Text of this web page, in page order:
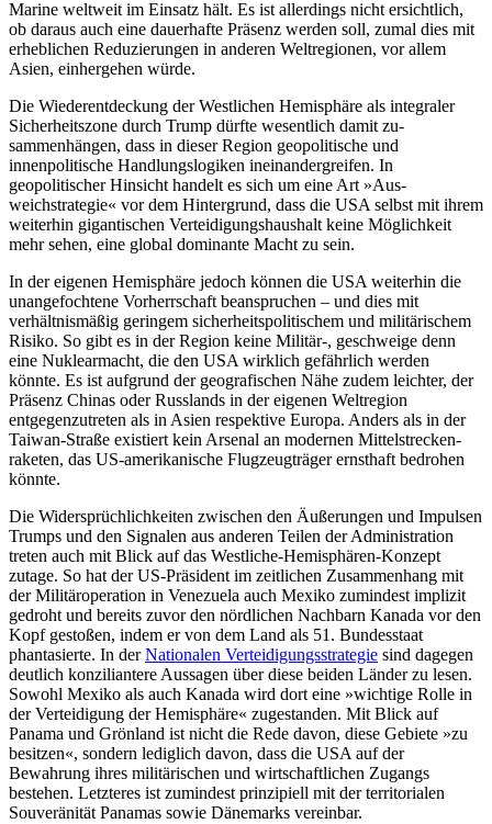
Marine weltweit im Einsatz hält. Es ist allerdings nicht ersichtlich,
ob daraus auch eine dauerhafte Präsenz werden soll, zumal dies mit
erheblichen Reduzierungen in anderen Weltregionen, vor allem
Asien, einhergehen würde.
Die Wiederentdeckung der Westlichen Hemisphäre als integraler
Sicherheitszone durch Trump dürfte wesentlich damit zu­
sammenhängen, dass in dieser Region geo­politische und
innenpolitische Handlungs­logiken ineinandergreifen. In
geopolitischer Hinsicht handelt es sich um eine Art »Aus­
weichstrategie« vor dem Hintergrund, dass die USA selbst mit ihrem
weiterhin gigan­tischen Verteidigungshaushalt keine Mög­lichkeit
mehr sehen, eine global dominante Macht zu sein.
In der eigenen Hemisphäre jedoch kön­nen die USA weiterhin die
unangefochtene Vorherrschaft beanspruchen – und dies mit
verhältnismäßig geringem sicherheitspolitischem und militärischem
Risiko. So gibt es in der Region keine Militär-, ge­schweige denn
eine Nuklearmacht, die den USA wirklich gefährlich werden
könnte. Es ist aufgrund der geografischen Nähe zudem leichter, der
Präsenz Chinas oder Russlands in der eigenen Weltregion
entgegenzutre­ten als in Asien respektive Europa. Anders als in der
Taiwan-Straße existiert kein Arsenal an modernen Mittelstrecken­
raketen, das US-amerikanische Flugzeugträger ernsthaft bedrohen
könnte.
Die Widersprüchlichkeiten zwischen den Äußerungen und Impulsen
Trumps und den Signalen aus anderen Teilen der Ad­ministration
treten auch mit Blick auf das Westliche-Hemisphären-Konzept
zutage. So hat der US-Präsident im zeitlichen Zusammenhang mit
der Militäroperation in Vene­zuela auch Mexiko zumindest implizit
ge­droht und bereits zuvor den nördlichen Nachbarn Kanada vor den
Kopf gestoßen, indem er von dem Land als 51. Bundesstaat
phantasierte. In derNationalen Verteidigungsstrategie sind dagegen
deutlich konziliantere Aussagen über diese beiden Länder zu lesen.
Sowohl Mexiko als auch Kanada wird dort eine »wichtige Rolle in
der Verteidigung der Hemisphäre« zu­gestanden. Mit Blick auf
Panama und Grön­land ist nicht die Rede davon, diese Gebiete »zu
besitzen«, sondern lediglich davon, dass die USA auf der
Bewahrung ihres mili­tärischen und wirtschaftlichen Zugangs
bestehen. Letzteres ist zumindest prinzipiell mit der territorialen
Souveränität Panamas sowie Dänemarks vereinbar.